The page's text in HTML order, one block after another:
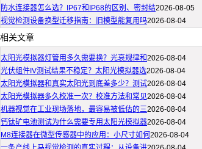
防水连接器怎么选？IP67和IP68的区别、密封结2026-08-05
视觉检测设备换型迁移指南：旧模型能复用吗2026-08-04
相关文章
太阳光模拟器灯管用多久需要换？光衰规律和2026-08-04
光伏组件IV测试结果不稳定？太阳光模拟器选2026-08-04
太阳光模拟器和真实太阳光到底差多少？测试2026-08-04
太阳光模拟器多久校准一次？校准方法和常见2026-08-04
机器视觉在工业现场落地，最容易被低估的三2026-08-04
钙钛矿电池测试为什么需要专用太阳光模拟器2026-08-04
M8连接器在微型传感器中的应用：小尺寸如何 2026-08-04